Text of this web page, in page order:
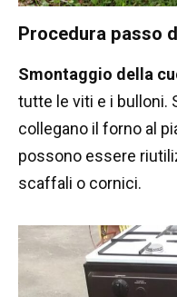
Procedura passo
Smontaggio della
tutte le viti e i bulloni.
collegano il forno al
possono essere
scaffali o cornici.